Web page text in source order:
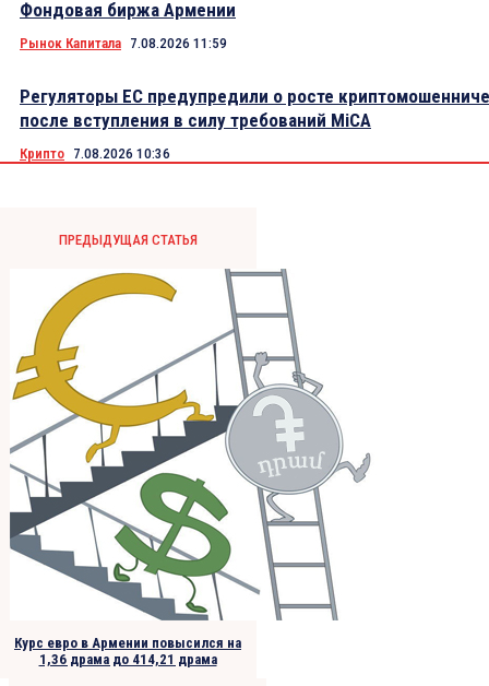
Фондовая биржа Армении
Рынок Капитала 7.08.2026 11:59
Регуляторы ЕС предупредили о росте
после вступления в силу требований MiCA
Крипто 7.08.2026 10:36
ПРЕДЫДУЩАЯ СТАТЬЯ
Курс евро в Армении повысился на
1,36 драма до 414,21 драма